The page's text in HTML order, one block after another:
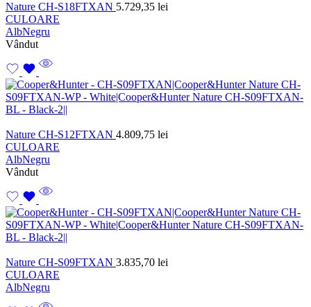
Nature CH-S18FTXAN 5.729,35 lei
CULOARE
AlbNegru
Vândut
Nature CH-S12FTXAN 4.809,75 lei
CULOARE
AlbNegru
Vândut
Nature CH-S09FTXAN 3.835,70 lei
CULOARE
AlbNegru